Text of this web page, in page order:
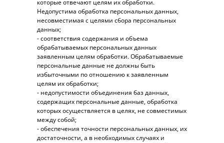
которые отвечают целям их обработки.
Недопустима обработка персональных данных,
несовместимая с целями сбора персональных
данных;
- соответствия содержания и объема
обрабатываемых персональных данных
заявленным целям обработки. Обрабатываемые
персональные данные не должны быть
избыточными по отношению к заявленным
целям их обработки;
- недопустимости объединения баз данных,
содержащих персональные данные, обработка
которых осуществляется в целях, не совместимых
между собой;
- обеспечения точности персональных данных, их
достаточности, а в необходимых случаях и